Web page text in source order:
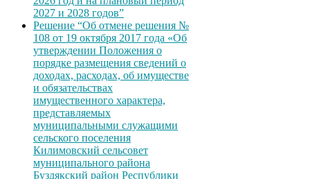
2027 и 2028 годов”
Решение “Об отмене решения №
108 от 19 октября 2017 года «Об
утверждении Положения о
порядке размещения сведений о
доходах, расходах, об имуществе
и обязательствах
имущественного характера,
представляемых
муниципальными служащими
сельского поселения
Килимовский сельсовет
муниципального района
Буздякский район Республики